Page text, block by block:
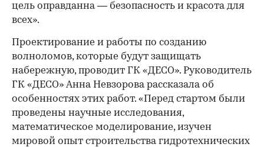
цель оправданна — безопасность и красота для
всех».
Проектирование и работы по созданию
волноломов, которые будут защищать
набережную, проводит ГК «ДЕСО». Руководитель
ГК «ДЕСО» Анна Невзорова рассказала об
особенностях этих работ. «Перед стартом были
проведены научные исследования,
математическое моделирование, изучен
мировой опыт строительства гидротехнических